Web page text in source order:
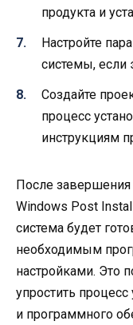
продукта и
Настройте
системы, если
Создайте
процесс
инструкциям
После завершения
Windows Post
система будет
необходимым
настройками. Это
упростить
и программного